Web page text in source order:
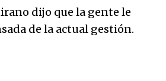
dijo que la gente le
de la actual gestión.